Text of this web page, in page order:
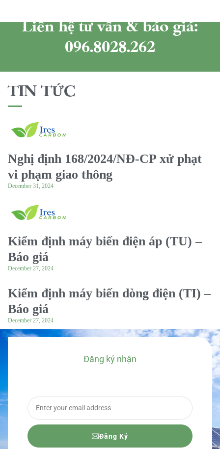
Liên hệ tư vấn & báo giá:
096.8028.262
TIN TỨC
Nghị định 168/2024/NĐ-CP xử phạt
vi phạm giao thông
December 31, 2024
Kiểm định máy biến điện áp (TU) –
Báo giá
December 27, 2024
Kiểm định máy biến dòng điện (TI) –
Báo giá
December 27, 2024
Đăng ký nhận
Đăng Ký